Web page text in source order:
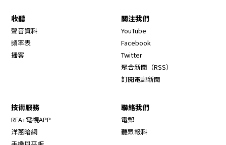
收聽
聲音資料
頻率表
播客
關注我們
YouTube
Facebook
Twitter
聚合新聞（RSS）
訂閱電郵新聞
技術服務
RFA+電視APP
洋蔥暗網
聯絡我們
電郵
聽眾報料